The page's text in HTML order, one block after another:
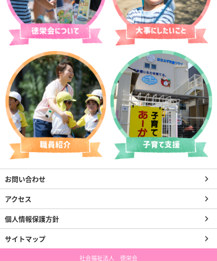
お問い合わせ
アクセス
個人情報保護方針
サイトマップ
社会福祉法人 徳栄会